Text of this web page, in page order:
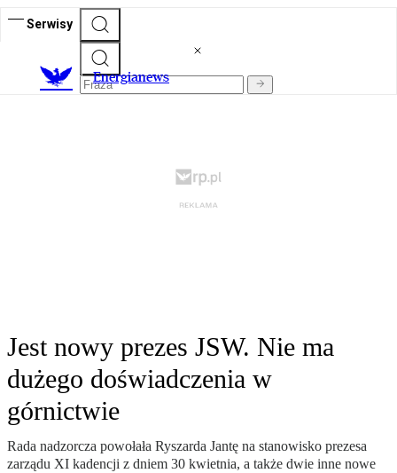
Serwisy
Energianews
Jest nowy prezes JSW. Nie ma
dużego doświadczenia w
górnictwie
Rada nadzorcza powołała Ryszarda Jantę na stanowisko prezesa
zarządu XI kadencji z dniem 30 kwietnia, a także dwie inne nowe